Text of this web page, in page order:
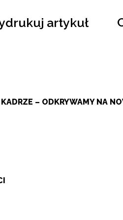
artykuł
– ODKRYWAMY NA